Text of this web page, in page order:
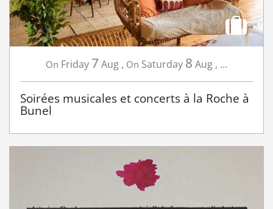
On Friday 7 Aug , On Saturday 8 Aug , ...
Soirées musicales et concerts à la Roche à
Bunel